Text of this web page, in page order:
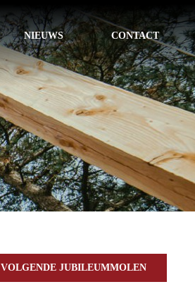
NIEUWS CONTACT
VOLGENDE JUBILEUMMOLEN